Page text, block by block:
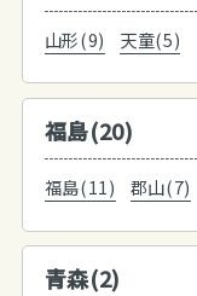
山形(9) 天童(5)
福島(20)
福島(11) 郡山(7)
青森(2)